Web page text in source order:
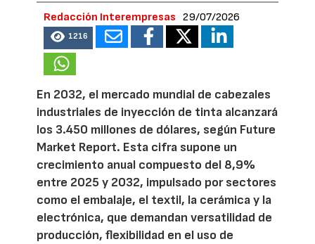
Redacción Interempresas 29/07/2026
1216
En 2032, el mercado mundial de cabezales
industriales de inyección de tinta alcanzará
los 3.450 millones de dólares, según Future
Market Report. Esta cifra supone un
crecimiento anual compuesto del 8,9%
entre 2025 y 2032, impulsado por sectores
como el embalaje, el textil, la cerámica y la
electrónica, que demandan versatilidad de
producción, flexibilidad en el uso de